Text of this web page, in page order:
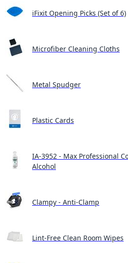
iFixit Opening Picks (Set of 6)
Microfiber Cleaning Cloths
Metal Spudger
Plastic Cards
IA-3952 - Max Professional
Alcohol
Clampy - Anti-Clamp
Lint-Free Clean Room Wipes